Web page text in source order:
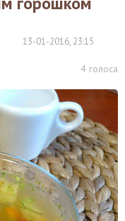
13-01-2016, 23:15
4 голоса